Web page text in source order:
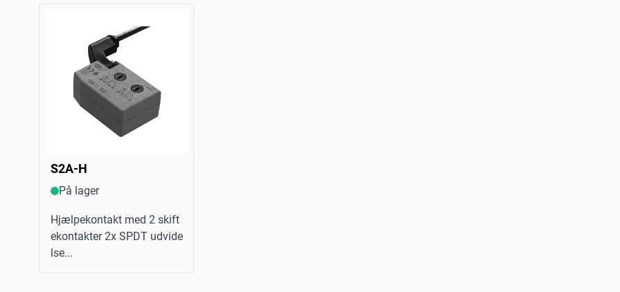
S2A-H
På lager
Hjælpekontakt med 2 skift
ekontakter 2x SPDT udvide
lse...